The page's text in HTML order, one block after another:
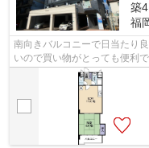
築
福
南向きバルコニーで日当たり
いので買い物がとっても便利